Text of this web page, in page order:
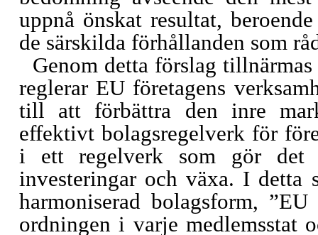
uppnå önskat resultat,
de särskilda förhållanden som
Genom detta förslag
reglerar EU företagens
till att förbättra den inre
effektivt bolagsregelverk för
i ett regelverk som gör
investeringar och växa. I detta
harmoniserad bolagsform,
ordningen i varje medlemsstat